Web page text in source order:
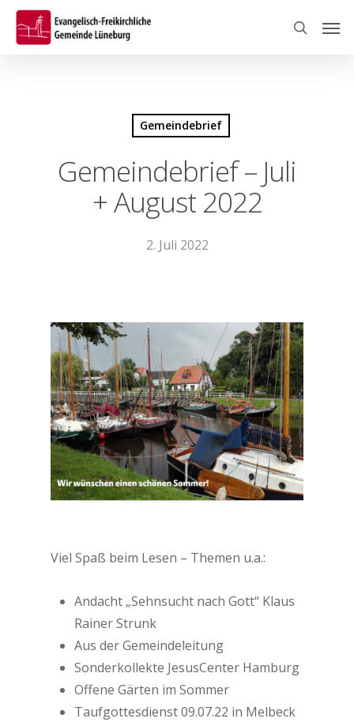
Skip
search
Gemeindebrief
Gemeindebrief – Juli
+ August 2022
2. Juli 2022
Viel Spaß beim Lesen – Themen u.a.:
Andacht „Sehnsucht nach Gott“ Klaus
Rainer Strunk
Aus der Gemeindeleitung
Sonderkollekte JesusCenter Hamburg
Offene Gärten im Sommer
Taufgottesdienst 09.07.22 in Melbeck